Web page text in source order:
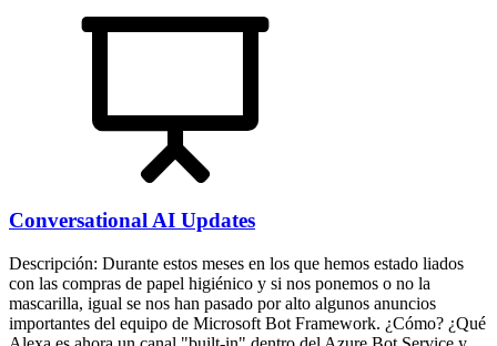
Conversational AI Updates
Descripción: Durante estos meses en los que hemos estado liados
con las compras de papel higiénico y si nos ponemos o no la
mascarilla, igual se nos han pasado por alto algunos anuncios
importantes del equipo de Microsoft Bot Framework. ¿Cómo? ¿Qué